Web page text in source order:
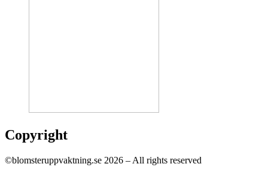
Copyright
©blomsteruppvaktning.se 2026 – All rights reserved